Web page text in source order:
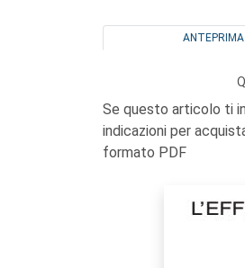
ANTEPRIMA
Se questo articolo ti
indicazioni per
formato PDF